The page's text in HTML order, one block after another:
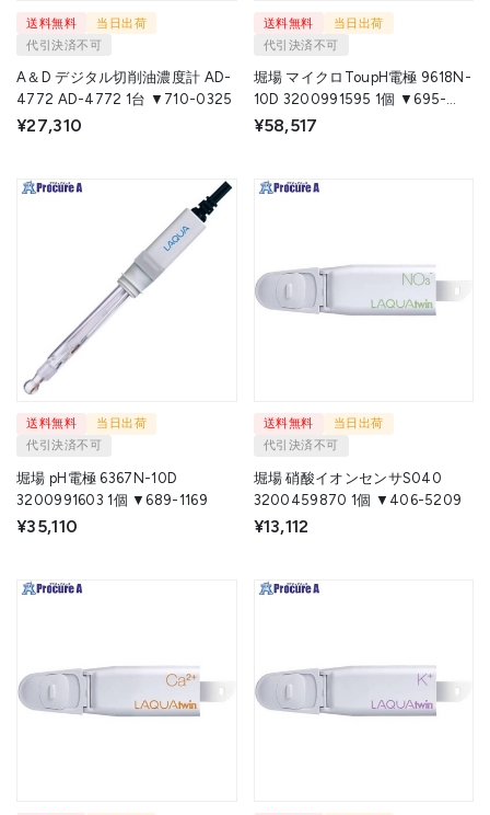
送料無料
当日出荷
代引決済不可
A＆D デジタル切削油濃度計 AD-
4772 AD-4772 1台 ▼710-0325
¥27,310
送料無料
当日出荷
代引決済不可
堀場 マイクロToupH電極 9618N-
10D 3200991595 1個 ▼695-
1144
¥58,517
送料無料
当日出荷
代引決済不可
堀場 pH電極 6367N-10D
3200991603 1個 ▼689-1169
¥35,110
送料無料
当日出荷
代引決済不可
堀場 硝酸イオンセンサS040
3200459870 1個 ▼406-5209
¥13,112